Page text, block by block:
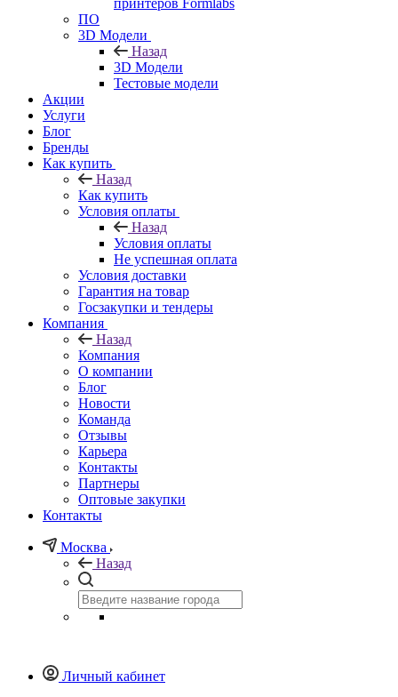
принтеров Formlabs
ПО
3D Модели
Назад
3D Модели
Тестовые модели
Акции
Услуги
Блог
Бренды
Как купить
Назад
Как купить
Условия оплаты
Назад
Условия оплаты
Не успешная оплата
Условия доставки
Гарантия на товар
Госзакупки и тендеры
Компания
Назад
Компания
О компании
Блог
Новости
Команда
Отзывы
Карьера
Контакты
Партнеры
Оптовые закупки
Контакты
Москва
Назад
Личный кабинет